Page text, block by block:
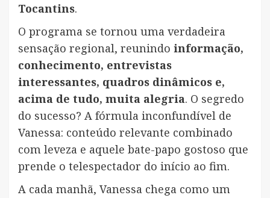
Tocantins.
O programa se tornou uma verdadeira
sensação regional, reunindo informação,
conhecimento, entrevistas
interessantes, quadros dinâmicos e,
acima de tudo, muita alegria. O segredo
do sucesso? A fórmula inconfundível de
Vanessa: conteúdo relevante combinado
com leveza e aquele bate-papo gostoso que
prende o telespectador do início ao fim.
A cada manhã, Vanessa chega como um